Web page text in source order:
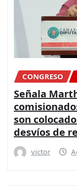
CONGRESO
Señala
son
desvíos de
victor